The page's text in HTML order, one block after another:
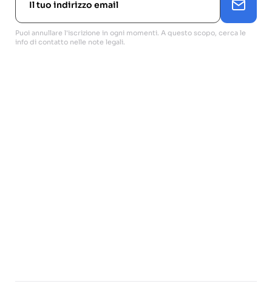
Puoi annullare l'iscrizione in ogni momenti. A questo scopo, cerca le
info di contatto nelle note legali.